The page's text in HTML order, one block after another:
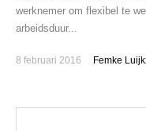
werknemer om flexibel te
arbeidsduur...
8 februari 2016 Femke